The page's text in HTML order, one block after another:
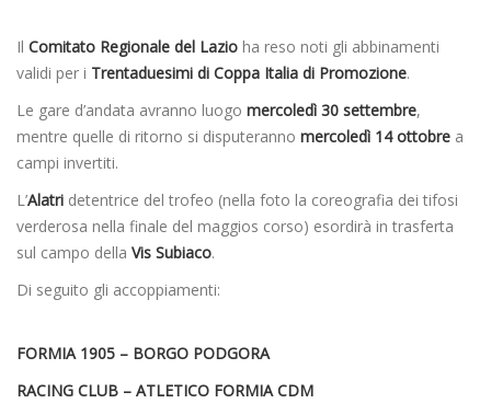
Il Comitato Regionale del Lazio ha reso noti gli abbinamenti
validi per i Trentaduesimi di Coppa Italia di Promozione.
Le gare d’andata avranno luogo mercoledì 30 settembre,
mentre quelle di ritorno si disputeranno mercoledì 14 ottobre a
campi invertiti.
L’Alatri detentrice del trofeo (nella foto la coreografia dei tifosi
verderosa nella finale del maggios corso) esordirà in trasferta
sul campo della Vis Subiaco.
Di seguito gli accoppiamenti:
FORMIA 1905 – BORGO PODGORA
RACING CLUB – ATLETICO FORMIA CDM